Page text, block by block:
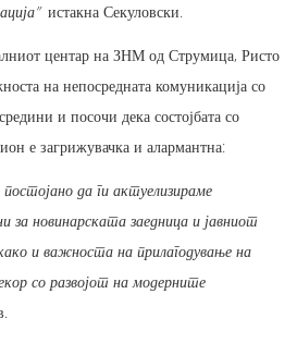
истакна Секуловски.
центар на ЗНМ од Струмица, Ристо
на непосредната комуникација со
и посочи дека состојбата со
е загрижувачка и алармантна:
да ги актуелизираме
за новинарската заедница и јавниот
и важноста на прилагодување на
со развојот на модерните